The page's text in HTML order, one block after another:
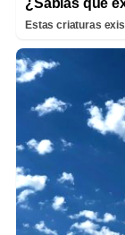
¿Sabías que
Estas criaturas